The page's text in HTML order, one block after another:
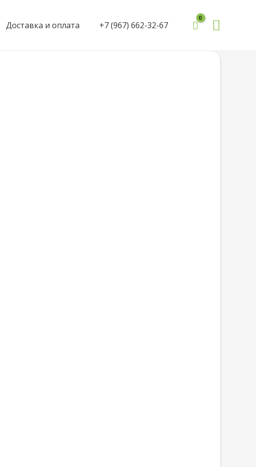
Доставка и оплата +7 (967) 662-32-67 Поиск